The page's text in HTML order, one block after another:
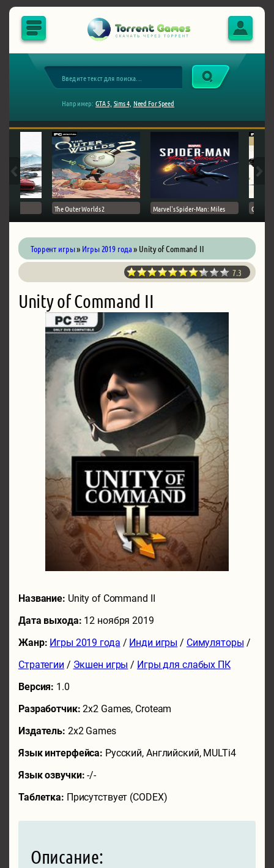
Например: GTA 5, Sims 4, Need For Speed
The Outer Worlds 2 Marvel's Spider-Man: Miles Ghost
Торрент игры» Игры 2019 года» Unity of Command II
7.3
Unity of Command II
Название: Unity of Command II
Дата выхода: 12 ноября 2019
Жанр: Игры 2019 года / Инди игры / Симуляторы /
Стратегии / Экшен игры / Игры для слабых ПК
Версия: 1.0
Разработчик:2x2 Games, Croteam
Издатель: 2x2 Games
Язык интерфейса: Русский, Английский, MULTi4
Язык озвучки:-/-
Таблетка: Присутствует (CODEX)
Описание: